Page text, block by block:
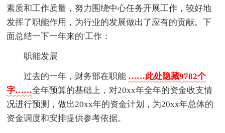
素质和工作质量，努力围绕中心任务开展工作，较好地
发挥了职能作用，为行业的发展做出了应有的贡献。下
面总结一下一年来的'工作：
职能发展
过去的一年，财务部在职能 ……此处隐藏9782个
字……全年预算的基础上，对20xx年全年的资金收支情
况进行预测，做出20xx年的资金计划，为20xx年总体的
资金调度和安排提供参考依据。